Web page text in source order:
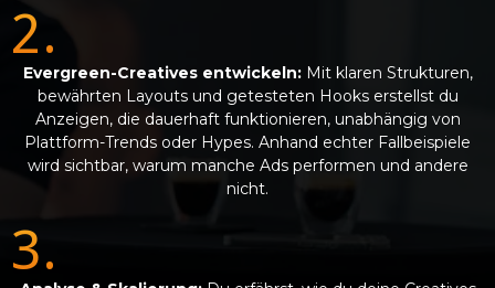
2.
Evergreen-Creatives entwickeln:Mit klaren Strukturen,
bewährten Layouts und getesteten Hooks erstellst du
Anzeigen, die dauerhaft funktionieren, unabhängig von
Plattform-Trends oder Hypes. Anhand echter Fallbeispiele
wird sichtbar, warum manche Ads performen und andere
nicht.
3.